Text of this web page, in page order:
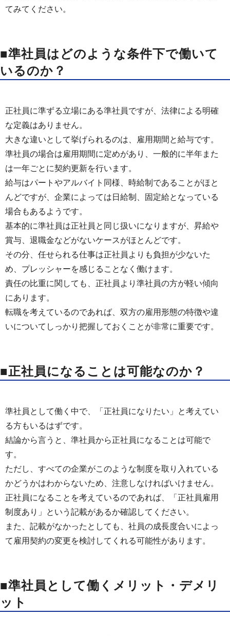
てみてください。
■準社員はどのような条件下で働いて
いるのか？
正社員に準ずる立場にある準社員ですが、法律による明確
な定義はありません。
大きな違いとして挙げられるのは、雇用期間と給与です。
準社員の場合は雇用期間に定めがあり、一般的に半年また
は一年ごとに契約更新を行います。
給与はパートやアルバイト同様、時給制であることがほと
んどですが、企業によっては日給制、固定給となっている
場合もあるようです。
基本的に準社員は正社員と同じ扱いになりますが、昇給や
賞与、退職金などがないケースがほとんどです。
その分、任せられる仕事は正社員よりも負担が少ないた
め、プレッシャーを感じることなく働けます。
責任の比重に関しても、正社員より準社員の方が軽い傾向
にあります。
転職を考えているのであれば、双方の雇用形態の特徴や違
いについてしっかり把握しておくことが非常に重要です。
■正社員になることは可能なのか？
準社員として働く中で、「正社員になりたい」と考えてい
る方もいるはずです。
結論から言うと、準社員から正社員になることは可能で
す。
ただし、すべての企業がこのような制度を取り入れている
かどうかはわからないため、注意しなければいけません。
正社員になることを考えているのであれば、「正社員雇用
制度あり」という記載があるか確認してください。
また、記載がなかったとしても、社員の成長度合いによっ
て雇用契約の変更を検討してくれる可能性があります。
■準社員として働くメリット・デメリ
ット